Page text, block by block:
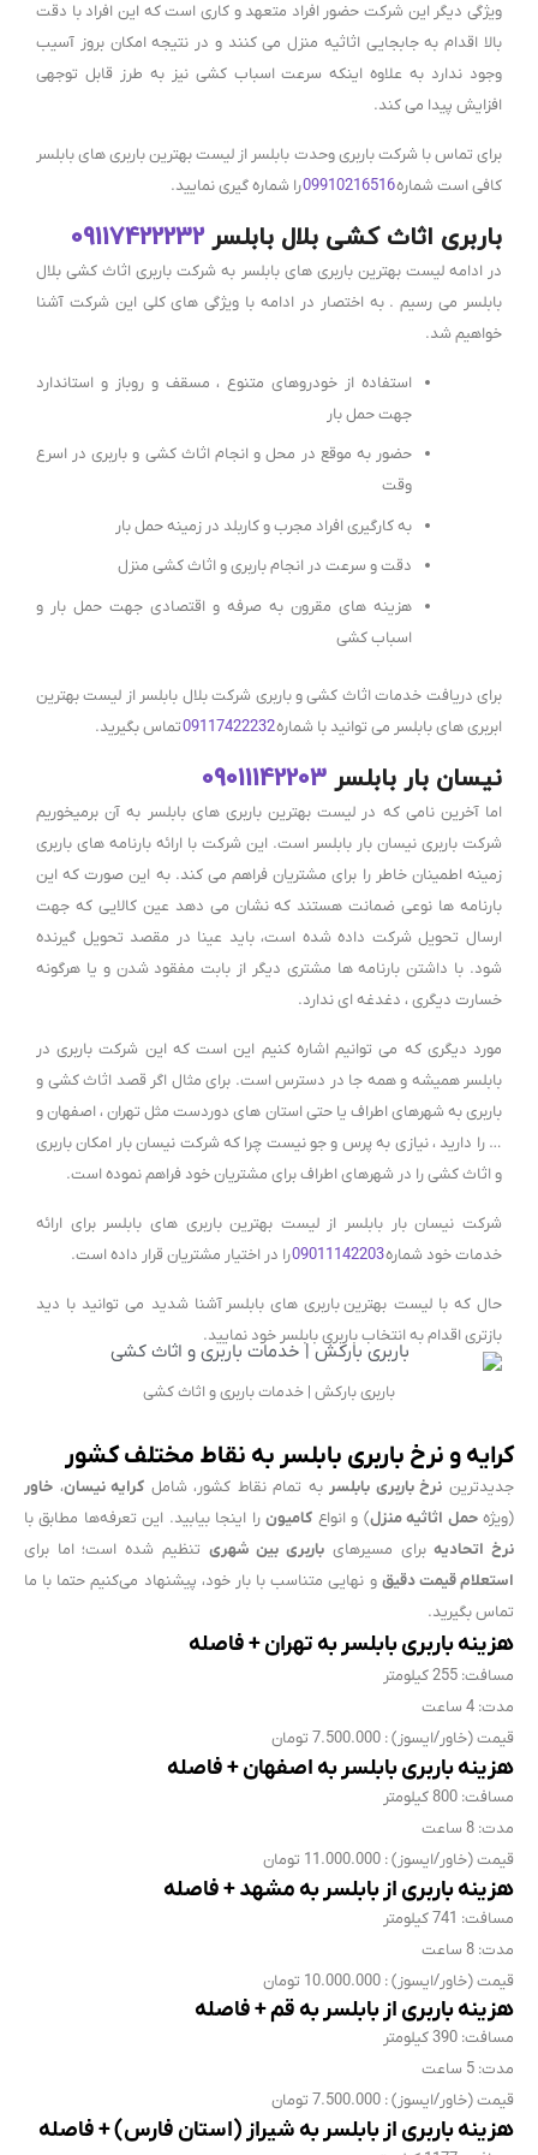
ویژگی دیگر این شرکت حضور افراد متعهد و کاری است که این افراد با دقت
بالا اقدام به جابجایی اثاثیه منزل می کنند و در نتیجه امکان بروز آسیب
وجود ندارد به علاوه اینکه سرعت اسباب کشی نیز به طرز قابل توجهی
افزایش پیدا می کند.
برای تماس با شرکت باربری وحدت بابلسر از لیست بهترین باربری های بابلسر
کافی است شماره09910216516را شماره گیری نمایید.
باربری اثاث کشی بلال بابلسر 09117422232
در ادامه لیست بهترین باربری های بابلسر به شرکت باربری اثاث کشی بلال
بابلسر می رسیم . به اختصار در ادامه با ویژگی های کلی این شرکت آشنا
خواهیم شد.
استفاده از خودروهای متنوع ، مسقف و روباز و استاندارد
جهت حمل بار
حضور به موقع در محل و انجام اثاث کشی و باربری در اسرع
وقت
به کارگیری افراد مجرب و کاربلد در زمینه حمل بار
دقت و سرعت در انجام باربری و اثاث کشی منزل
هزینه های مقرون به صرفه و اقتصادی جهت حمل بار و
اسباب کشی
برای دریافت خدمات اثاث کشی و باربری شرکت بلال بابلسر از لیست بهترین
ابربری های بابلسر می توانید با شماره09117422232تماس بگیرید.
نیسان بار بابلسر 09011142203
اما آخرین نامی که در لیست بهترین باربری های بابلسر به آن برمیخوریم
شرکت باربری نیسان بار بابلسر است. این شرکت با ارائه بارنامه های باربری
زمینه اطمینان خاطر را برای مشتریان فراهم می کند. به این صورت که این
بارنامه ها نوعی ضمانت هستند که نشان می دهد عین کالایی که جهت
ارسال تحویل شرکت داده شده است، باید عینا در مقصد تحویل گیرنده
شود. با داشتن بارنامه ها مشتری دیگر از بابت مفقود شدن و یا هرگونه
خسارت دیگری ، دغدغه ای ندارد.
مورد دیگری که می توانیم اشاره کنیم این است که این شرکت باربری در
بابلسر همیشه و همه جا در دسترس است. برای مثال اگر قصد اثاث کشی و
باربری به شهرهای اطراف یا حتی استان های دوردست مثل تهران ، اصفهان و
… را دارید ، نیازی به پرس و جو نیست چرا که شرکت نیسان بار امکان باربری
و اثاث کشی را در شهرهای اطراف برای مشتریان خود فراهم نموده است.
شرکت نیسان بار بابلسر از لیست بهترین باربری های بابلسر برای ارائه
خدمات خود شماره09011142203را در اختیار مشتریان قرار داده است.
حال که با لیست بهترین باربری های بابلسر آشنا شدید می توانید با دید
بازتری اقدام به انتخاب باربری بابلسر خود نمایید.
باربری بارکش | خدمات باربری و اثاث کشی
کرایه و نرخ باربری بابلسر به نقاط مختلف کشور
جدیدترین نرخ باربری بابلسر به تمام نقاط کشور، شامل کرایه نیسان، خاور
(ویژهحمل اثاثیه منزل) و انواع کامیونرا اینجا بیابید. این تعرفه‌ها مطابق با
نرخ اتحادیهبرای مسیرهای باربری بین شهری تنظیم شده است؛ اما برای
استعلام قیمت دقیق و نهایی متناسب با بار خود، پیشنهاد می‌کنیم حتما با ما
تماس بگیرید.
هزینه باربری بابلسر به تهران + فاصله
مسافت: 255 کیلومتر
مدت: 4 ساعت
قیمت (خاور/ایسوز) : 7.500.000 تومان
هزینه باربری بابلسر به اصفهان + فاصله
مسافت: 800 کیلومتر
مدت: 8 ساعت
قیمت (خاور/ایسوز) : 11.000.000 تومان
هزینه باربری از بابلسر به مشهد + فاصله
مسافت: 741 کیلومتر
مدت: 8 ساعت
قیمت (خاور/ایسوز) : 10.000.000 تومان
هزینه باربری از بابلسر به قم + فاصله
مسافت: 390 کیلومتر
مدت: 5 ساعت
قیمت (خاور/ایسوز) : 7.500.000 تومان
هزینه باربری از بابلسر به شیراز (استان فارس) + فاصله